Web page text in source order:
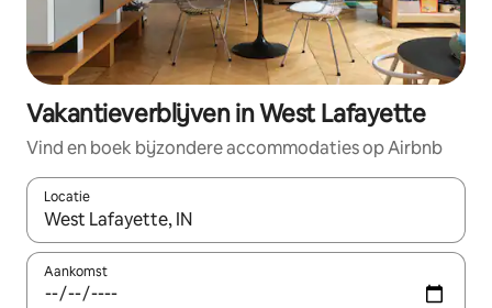
Vakantieverblijven in West Lafayette
Vind en boek bijzondere accommodaties op Airbnb
Locatie
Wanneer er resultaten beschikbaar zijn, maak je een keuze
Aankomst